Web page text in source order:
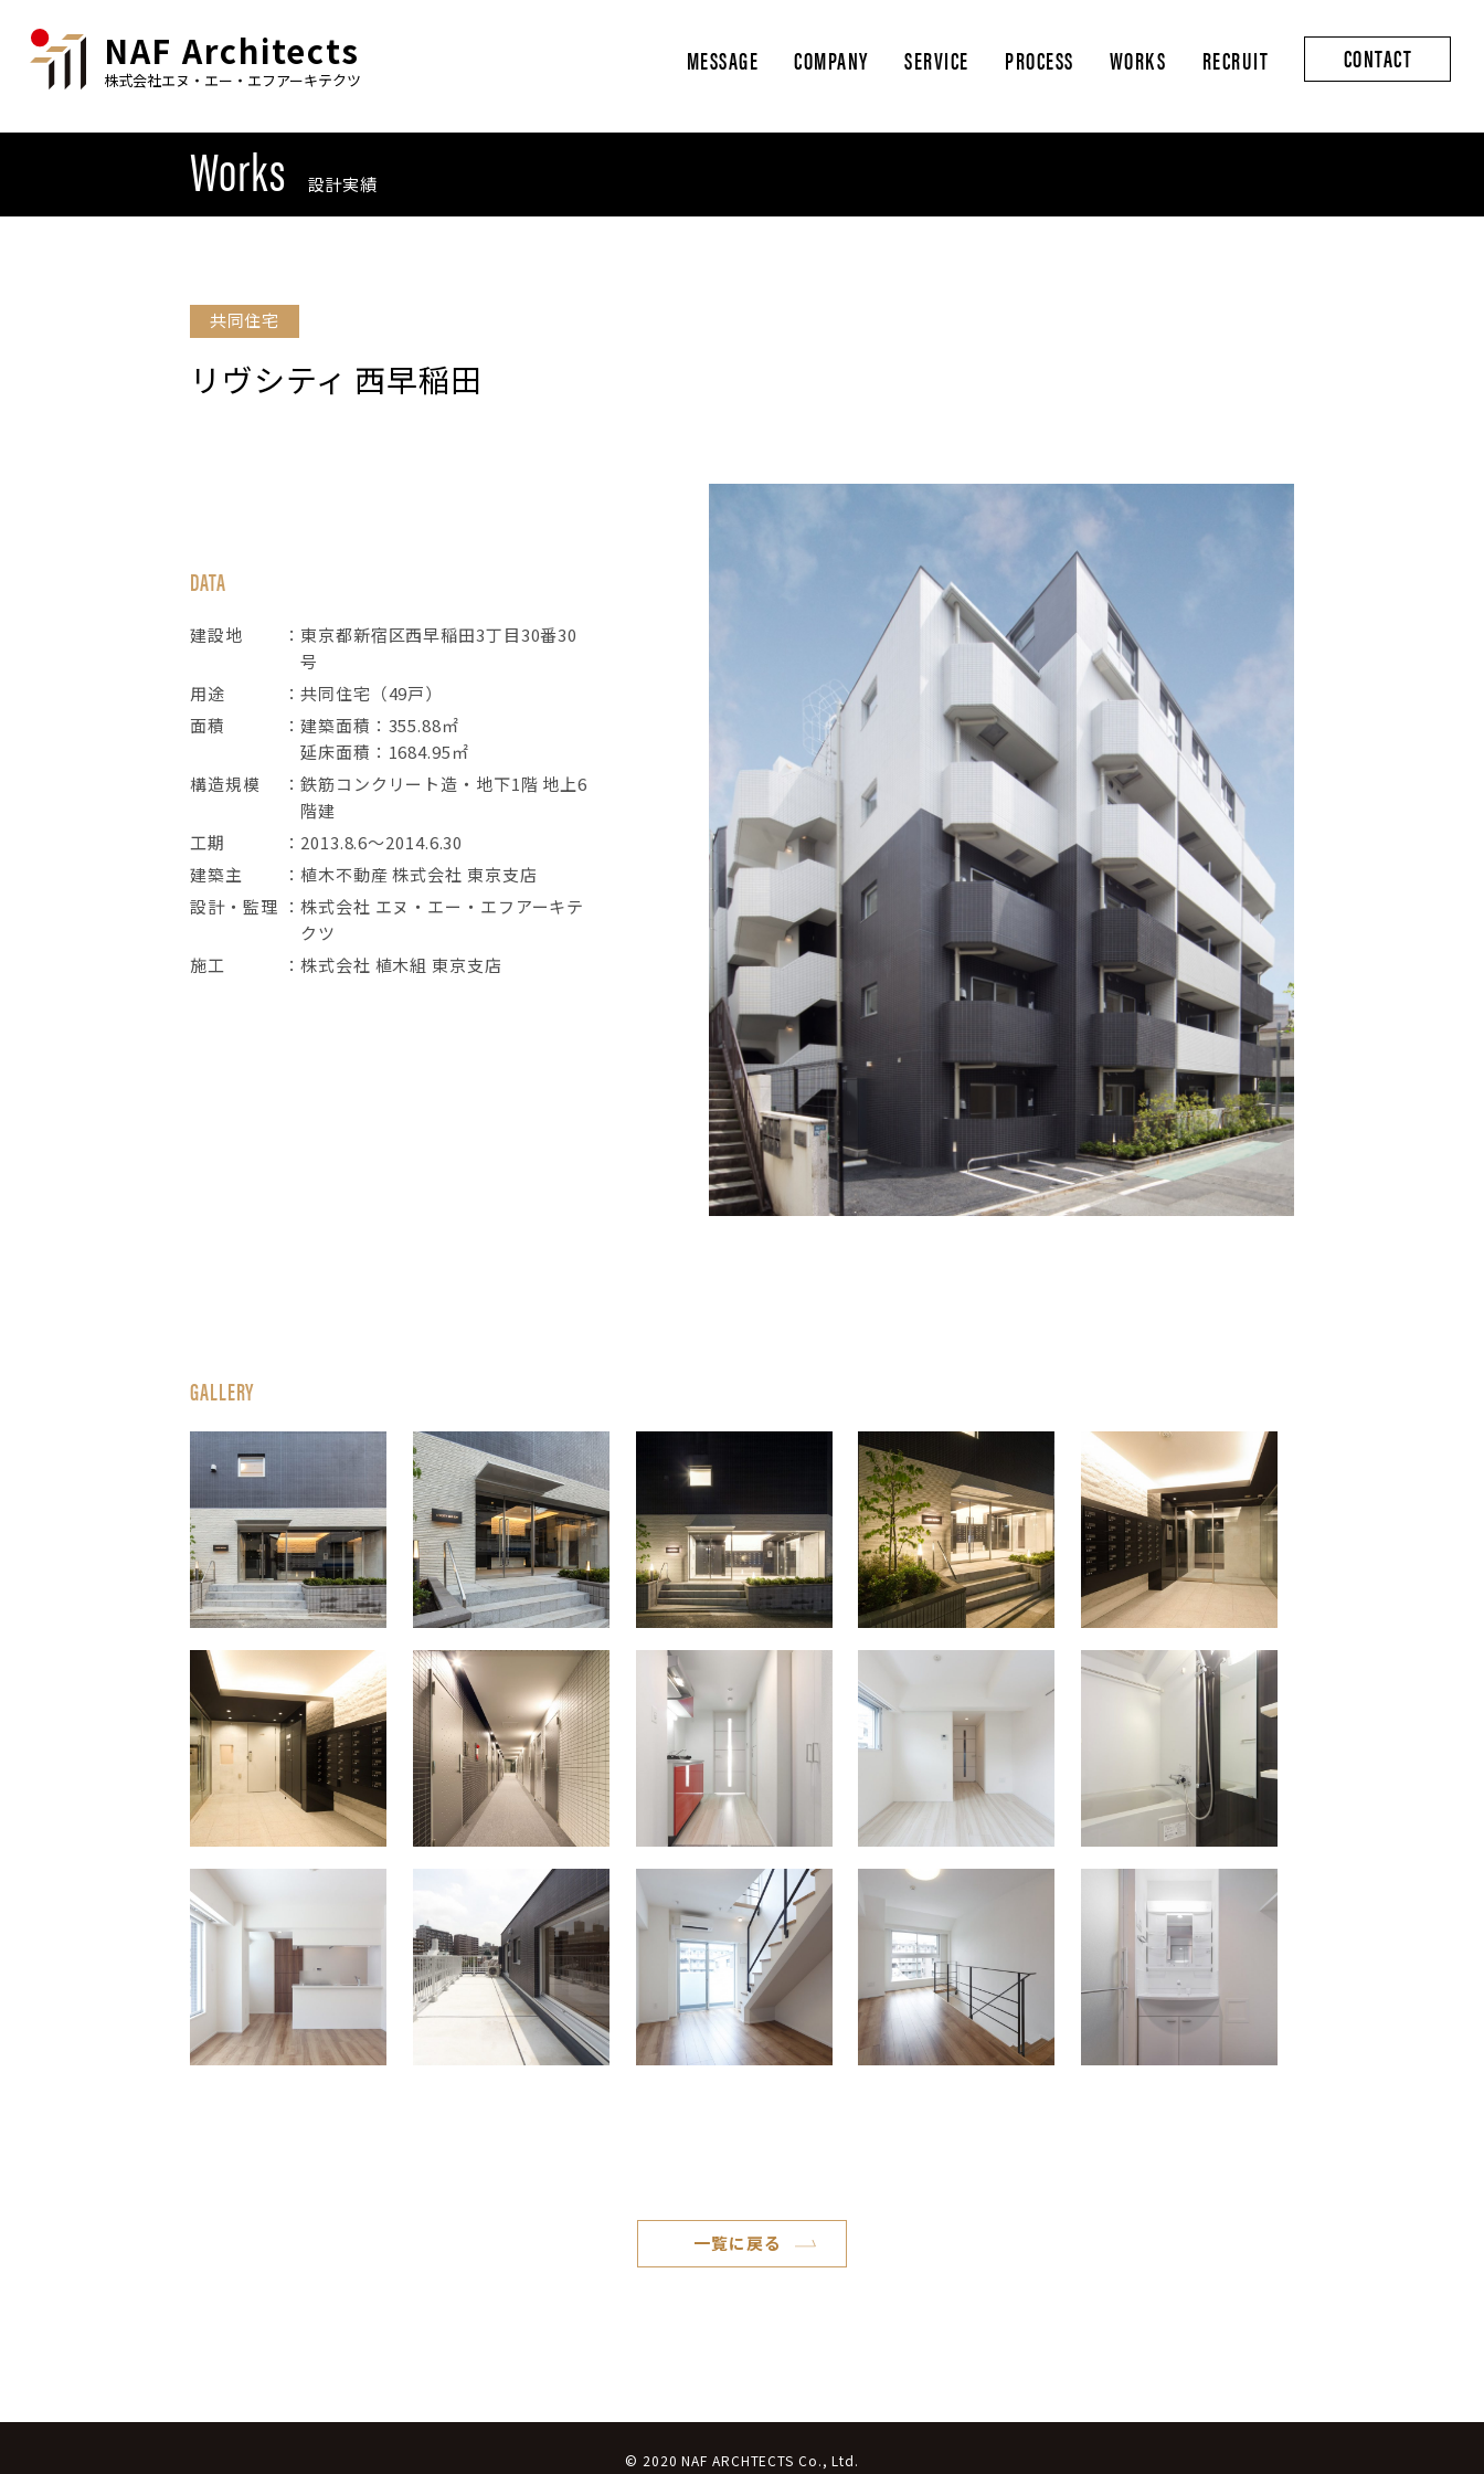
NAF Architects
株式会社エヌ・エー・エフアーキテクツ
MESSAGE COMPANY SERVICE PROCESS WORKS RECRUIT CONTACT
Works 設計実績
共同住宅
リヴシティ 西早稲田
DATA
建設地
東京都新宿区西早稲田3丁目30番30
号
用途
共同住宅（49戸）
面積
建築面積：355.88㎡
延床面積：1684.95㎡
構造規模
鉄筋コンクリート造・地下1階 地上6
階建
工期
2013.8.6～2014.6.30
建築主
植木不動産 株式会社 東京支店
設計・監理
株式会社 エヌ・エー・エフアーキテ
クツ
施工
株式会社 植木組 東京支店
GALLERY
一覧に戻る
© 2020 NAF ARCHTECTS Co., Ltd.